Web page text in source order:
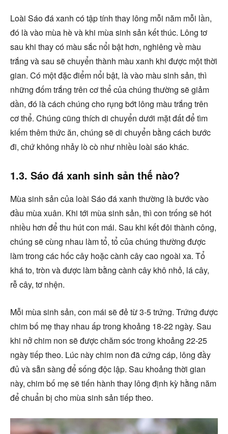
Loài Sáo đá xanh có tập tính thay lông mỗi năm mỗi lần,
đó là vào mùa hè và khi mùa sinh sản kết thúc. Lông tơ
sau khi thay có màu sắc nổi bật hơn, nghiêng về màu
trắng và sau sẽ chuyển thành màu xanh khi được một thời
gian. Có một đặc điểm nổi bật, là vào màu sinh sản, thì
những đốm trắng trên cơ thể của chúng thường sẽ giảm
dần, đó là cách chúng cho rụng bớt lông màu trắng trên
cơ thể. Chúng cũng thích di chuyển dưới mặt đất để tìm
kiếm thêm thức ăn, chúng sẽ di chuyển bằng cách bước
đi, chứ không nhảy lò cò như nhiều loài sáo khác.
1.3. Sáo đá xanh sinh sản thế nào?
Mùa sinh sản của loài Sáo đá xanh thường là bước vào
đầu mùa xuân. Khi tới mùa sinh sản, thì con trống sẽ hót
nhiều hơn để thu hút con mái. Sau khi kết đôi thành công,
chúng sẽ cùng nhau làm tổ, tổ của chúng thường được
làm trong các hốc cây hoặc cành cây cao ngoài xa. Tổ
khá to, tròn và được làm bằng cành cây khô nhỏ, lá cây,
rễ cây, tơ nhện.
Mỗi mùa sinh sản, con mái sẽ đẻ từ 3-5 trứng. Trứng được
chim bố mẹ thay nhau ấp trong khoảng 18-22 ngày. Sau
khi nở chim non sẽ được chăm sóc trong khoảng 22-25
ngày tiếp theo. Lúc này chim non đã cứng cáp, lông đầy
đủ và sẵn sàng để sống độc lập. Sau khoảng thời gian
này, chim bố mẹ sẽ tiến hành thay lông định kỳ hằng năm
để chuẩn bị cho mùa sinh sản tiếp theo.